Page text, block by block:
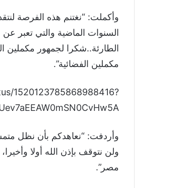
وأكملت: “نغتنم هذه الفرصة
السنوات الماضية والتي تعبر
الطارئة..شكرا لجمهور مكملين
مكملين الفضائية”.
1520123785868988416?
وأردفت: “نعاهدكم بأن نظل
ولن نتوقف بإذن الله أولا
مصر”.